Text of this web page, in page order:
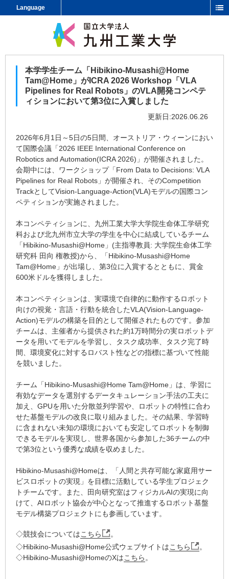
Language
本学学生チーム「Hibikino-Musashi@Home
Tam@Home」がICRA 2026 Workshop「VLA
Pipelines for Real Robots」のVLA開発コンペテ
ィションにおいて第3位に入賞しました
更新日:2026.06.26
2026年6月1日～5日の5日間、オーストリア・ウィーンにおい
て国際会議「2026 IEEE International Conference on
Robotics and Automation(ICRA 2026)」が開催されました。
会期中には、ワークショップ「From Data to Decisions: VLA
Pipelines for Real Robots」が開催され、そのCompetition
TrackとしてVision-Language-Action(VLA)モデルの国際コン
ペティションが実施されました。
本コンペティションに、九州工業大学大学院生命体工学研究
科および北九州市立大学の学生を中心に結成しているチーム
「Hibikino-Musashi@Home」(主指導教員: 大学院生命体工学
研究科 田向 権教授)から、「Hibikino-Musashi@Home
Tam@Home」が出場し、第3位に入賞するとともに、賞金
600米ドルを獲得しました。
本コンペティションは、実環境で自律的に動作するロボット
向けの視覚・言語・行動を統合したVLA(Vision-Language-
Action)モデルの構築を目的として開催されたものです。参加
チームは、主催者から提供された約1万時間分の実ロボットデ
ータを用いてモデルを学習し、タスク成功率、タスク完了時
間、環境変化に対するロバスト性などの指標に基づいて性能
を競いました。
チーム「Hibikino-Musashi@Home Tam@Home」は、学習に
有効なデータを選別するデータキュレーション手法の工夫に
加え、GPUを用いた分散並列学習や、ロボットの特性に合わ
せた基盤モデルの改良に取り組みました。その結果、学習時
に含まれない未知の環境においても安定してロボットを制御
できるモデルを実現し、世界各国から参加した36チームの中
で第3位という優秀な成績を収めました。
Hibikino-Musashi@Homeは、「人間と共存可能な家庭用サー
ビスロボットの実現」を目標に活動している学生プロジェク
トチームです。また、田向研究室はフィジカルAIの実現に向
けて、AIロボット協会が中心となって推進するロボット基盤
モデル構築プロジェクトにも参画しています。
◇競技会についてはこちら
。
◇Hibikino-Musashi@Home公式ウェブサイトはこちら
。
◇Hibikino-Musashi@HomeのXはこちら 。